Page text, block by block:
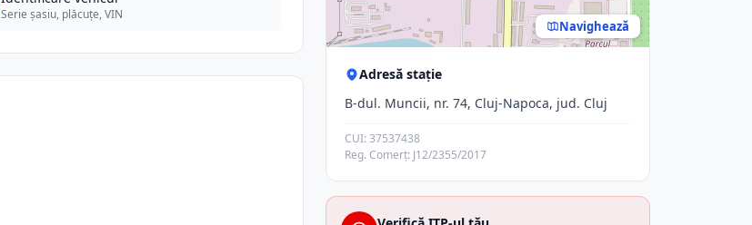
Serie șasiu, plăcuțe, VIN
Navighează
Adresă stație
B-dul. Muncii, nr. 74, Cluj-Napoca, jud. Cluj
CUI: 37537438
Reg. Comerț: J12/2355/2017